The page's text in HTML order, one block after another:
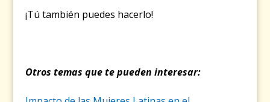
¡Tú también puedes hacerlo!
Otros temas que te pueden interesar: